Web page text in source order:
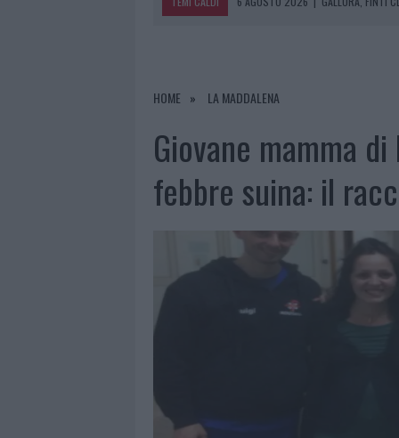
HOME LA MADDALENA
Giovane mamma
febbre suina: il